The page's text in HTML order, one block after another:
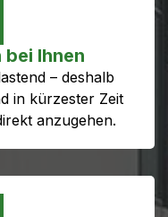
bei Ihnen
– deshalb
in kürzester Zeit
anzugehen.